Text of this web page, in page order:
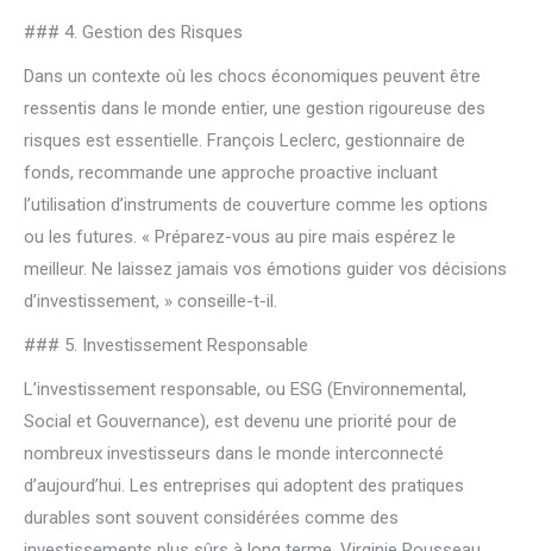
### 4. Gestion des Risques
Dans un contexte où les chocs économiques peuvent être
ressentis dans le monde entier, une gestion rigoureuse des
risques est essentielle. François Leclerc, gestionnaire de
fonds, recommande une approche proactive incluant
l’utilisation d’instruments de couverture comme les options
ou les futures. « Préparez-vous au pire mais espérez le
meilleur. Ne laissez jamais vos émotions guider vos décisions
d’investissement, » conseille-t-il.
### 5. Investissement Responsable
L’investissement responsable, ou ESG (Environnemental,
Social et Gouvernance), est devenu une priorité pour de
nombreux investisseurs dans le monde interconnecté
d’aujourd’hui. Les entreprises qui adoptent des pratiques
durables sont souvent considérées comme des